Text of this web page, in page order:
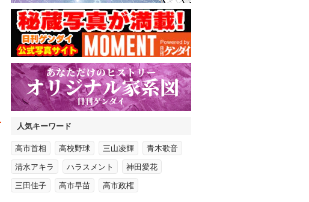
人気キーワード
高市首相 高校野球 三山凌輝 青木歌音
清水アキラ ハラスメント 神田愛花
三田佳子 高市早苗 高市政権